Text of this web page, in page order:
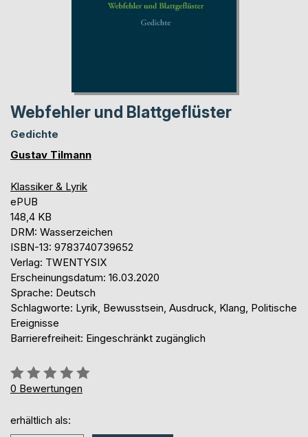
Webfehler und Blattgeflüster
Gedichte
Gustav Tilmann
Klassiker & Lyrik
ePUB
148,4 KB
DRM: Wasserzeichen
ISBN-13: 9783740739652
Verlag: TWENTYSIX
Erscheinungsdatum: 16.03.2020
Sprache: Deutsch
Schlagworte: Lyrik, Bewusstsein, Ausdruck, Klang, Politische
Ereignisse
Barrierefreiheit: Eingeschränkt zugänglich
Bewertung::
0%
0 Bewertungen
erhältlich als: